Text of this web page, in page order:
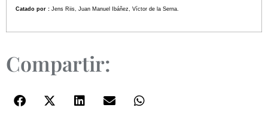
Catado por : Jens Riis, Juan Manuel Ibáñez, Víctor de la Serna.
Compartir: